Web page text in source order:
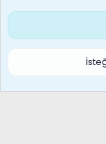
Çerezler